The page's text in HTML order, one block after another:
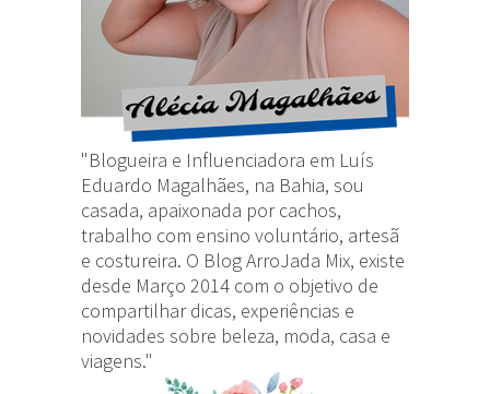
"Blogueira e Influenciadora em Luís
Eduardo Magalhães, na Bahia, sou
casada, apaixonada por cachos,
trabalho com ensino voluntário, artesã
e costureira. O Blog ArroJada Mix, existe
desde Março 2014 com o objetivo de
compartilhar dicas, experiências e
novidades sobre beleza, moda, casa e
viagens."